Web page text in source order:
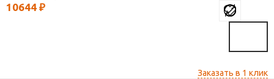
10644 ₽
Заказать в 1 клик